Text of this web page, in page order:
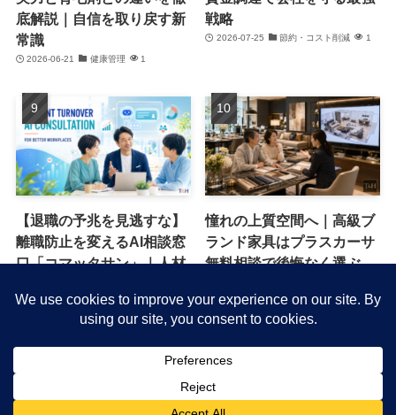
底解説｜自信を取り戻す新
常識
2026-06-21 健康管理 1
戦略
2026-07-25 節約・コスト削減 1
【退職の予兆を見逃すな】
離職防止を変えるAI相談窓
口「コマッタサン」｜人材
2026-07-16 働き方改革 1
憧れの上質空間へ｜高級ブ
ランド家具はプラスカーサ
無料相談で後悔なく選ぶ
1